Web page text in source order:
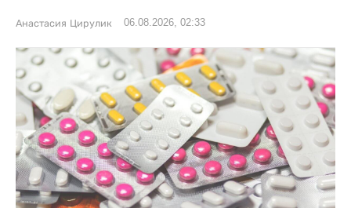
Анастасия Цирулик 06.08.2026, 02:33